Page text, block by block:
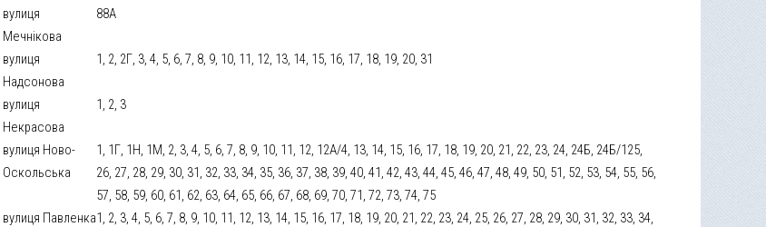
вулиця
Мечнікова
88А
вулиця
Надсонова
1, 2, 2Г, 3, 4, 5, 6, 7, 8, 9, 10, 11, 12, 13, 14, 15, 16, 17, 18, 19, 20, 31
вулиця
Некрасова
1, 2, 3
вулиця Ново-
Оскольська
1, 1Г, 1Н, 1М, 2, 3, 4, 5, 6, 7, 8, 9, 10, 11, 12, 12А/4, 13, 14, 15, 16, 17, 18, 19, 20, 21, 22, 23, 24, 24Б, 24Б/125,
26, 27, 28, 29, 30, 31, 32, 33, 34, 35, 36, 37, 38, 39, 40, 41, 42, 43, 44, 45, 46, 47, 48, 49, 50, 51, 52, 53, 54, 55, 56,
57, 58, 59, 60, 61, 62, 63, 64, 65, 66, 67, 68, 69, 70, 71, 72, 73, 74, 75
вулиця Павленка1, 2, 3, 4, 5, 6, 7, 8, 9, 10, 11, 12, 13, 14, 15, 16, 17, 18, 19, 20, 21, 22, 23, 24, 25, 26, 27, 28, 29, 30, 31, 32, 33, 34,